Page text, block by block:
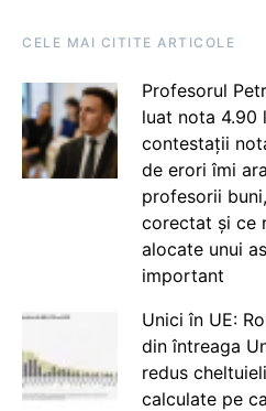
CELE MAI CITITE ARTICOLE
Profesorul
luat nota 4.90
contestații
de erori îmi
profesorii
corectat și ce
alocate unui
important
Unici în UE:
din întreaga
redus
calculate pe